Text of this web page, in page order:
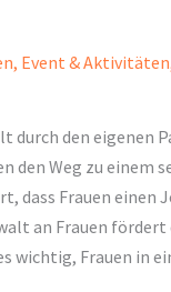
, Event & Aktivitäten
durch den eigenen
den Weg zu
dass Frauen einen
an Frauen
wichtig, Frauen in